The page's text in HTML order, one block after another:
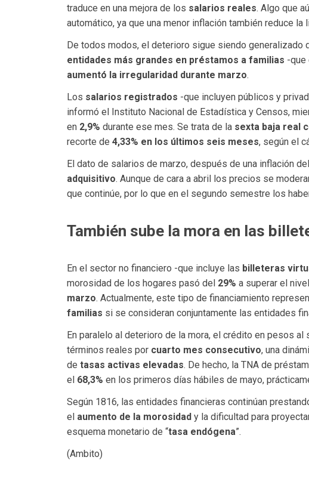
traduce en una mejora de los salarios reales. Algo que
automático, ya que una menor inflación también reduce
De todos modos, el deterioro sigue siendo generalizado
entidades más grandes en préstamos a familias -que
aumentó la irregularidad durante marzo.
Los salarios registrados -que incluyen públicos y
informó el Instituto Nacional de Estadística y Censos,
en 2,9% durante ese mes. Se trata de la sexta baja real
recorte de 4,33% en los últimos seis meses, según el
El dato de salarios de marzo, después de una inflación del
adquisitivo. Aunque de cara a abril los precios se
que continúe, por lo que en el segundo semestre los
También sube la mora en las
En el sector no financiero -que incluye las billeteras
morosidad de los hogares pasó del 29% a superar el
marzo. Actualmente, este tipo de financiamiento
familias si se consideran conjuntamente las entidades
En paralelo al deterioro de la mora, el crédito en pesos
términos reales por cuarto mes consecutivo, una
de tasas activas elevadas. De hecho, la TNA de
el 68,3% en los primeros días hábiles de mayo,
Según 1816, las entidades financieras continúan
el aumento de la morosidad y la dificultad para
esquema monetario de “tasa endógena”.
(Ambito)